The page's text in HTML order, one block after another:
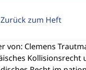
Zurück zum Heft